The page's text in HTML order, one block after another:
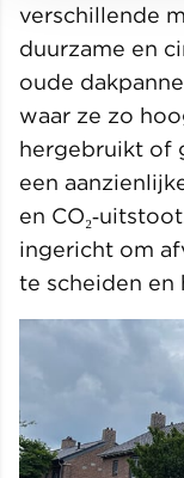
verschillende
duurzame en
oude
waar ze zo
hergebruikt of
een
en
ingericht om
te scheiden en